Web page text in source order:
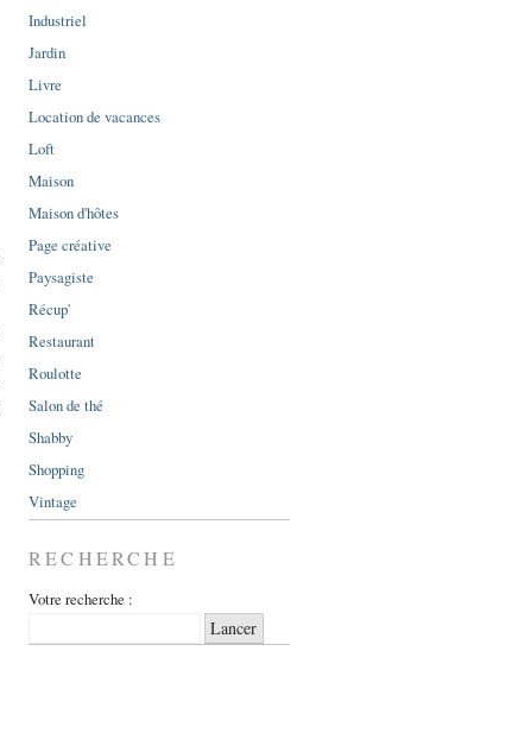
Industriel
Jardin
Livre
Location de vacances
Loft
Maison
Maison d'hôtes
Page créative
Paysagiste
Récup'
Restaurant
Roulotte
Salon de thé
Shabby
Shopping
Vintage
RECHERCHE
Votre recherche :